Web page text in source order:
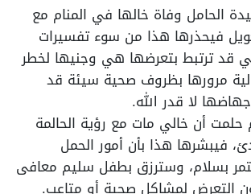
الحامل وفاة خالها في المنام مع
فيحذرها هذا من سوء تفسيرات
قد ترتبط بتعرضها هي وجنيها لخطر
مرورها بظروف صحية سيئة قد
لا قدر الله.
حلمت أن خالي مات مع رؤية الحالمة
فيبشرها هذا بأن أمور الحمل
بسلام، وسترزق بطفل سليم معافى
التعرض لمشاكل صحية أو متاعب.